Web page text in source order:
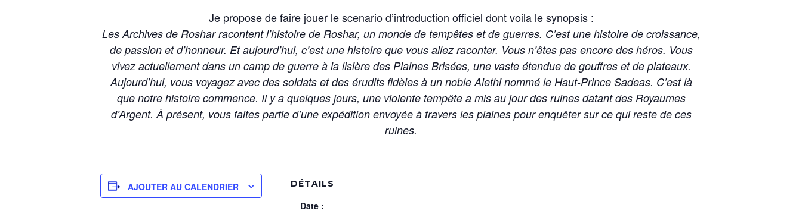
Je propose de faire jouer le scenario d’introduction officiel dont voila le synopsis :
Les Archives de Roshar racontent l’histoire de Roshar, un monde de tempêtes et de guerres. C’est une histoire de croissance,
de passion et d’honneur. Et aujourd’hui, c’est une histoire que vous allez raconter. Vous n’êtes pas encore des héros. Vous
vivez actuellement dans un camp de guerre à la lisière des Plaines Brisées, une vaste étendue de gouffres et de plateaux.
Aujourd’hui, vous voyagez avec des soldats et des érudits fidèles à un noble Alethi nommé le Haut-Prince Sadeas. C’est là
que notre histoire commence. Il y a quelques jours, une violente tempête a mis au jour des ruines datant des Royaumes
d’Argent. À présent, vous faites partie d’une expédition envoyée à travers les plaines pour enquêter sur ce qui reste de ces
ruines.
AJOUTER AU CALENDRIER DÉTAILS
Date :